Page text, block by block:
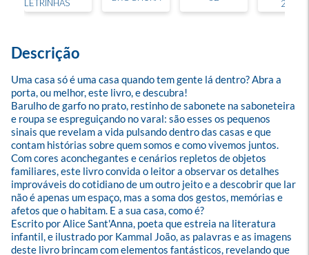
LETRINHAS
2026
Descrição
Uma casa só é uma casa quando tem gente lá dentro? Abra a
porta, ou melhor, este livro, e descubra!
Barulho de garfo no prato, restinho de sabonete na saboneteira
e roupa se espreguiçando no varal: são esses os pequenos
sinais que revelam a vida pulsando dentro das casas e que
contam histórias sobre quem somos e como vivemos juntos.
Com cores aconchegantes e cenários repletos de objetos
familiares, este livro convida o leitor a observar os detalhes
improváveis do cotidiano de um outro jeito e a descobrir que lar
não é apenas um espaço, mas a soma dos gestos, memórias e
afetos que o habitam. E a sua casa, como é?
Escrito por Alice Sant'Anna, poeta que estreia na literatura
infantil, e ilustrado por Kammal João, as palavras e as imagens
deste livro brincam com elementos fantásticos, revelando que